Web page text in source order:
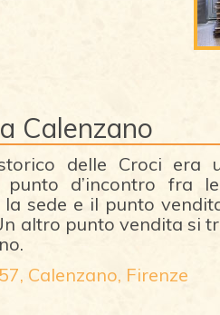
Calenzano
delle Croci era
punto d’incontro fra
sede e il punto
altro punto vendita si
Calenzano, Firenze